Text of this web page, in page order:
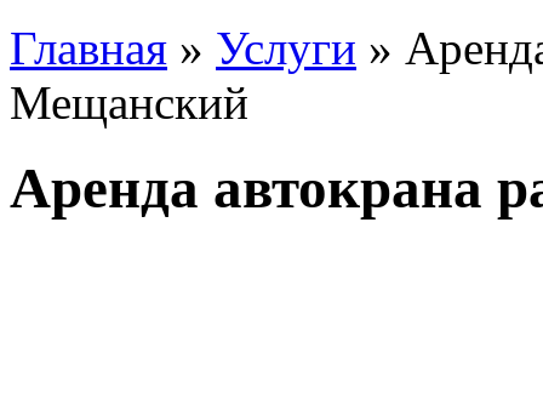
Главная » Услуги »
Мещанский
Аренда автокрана